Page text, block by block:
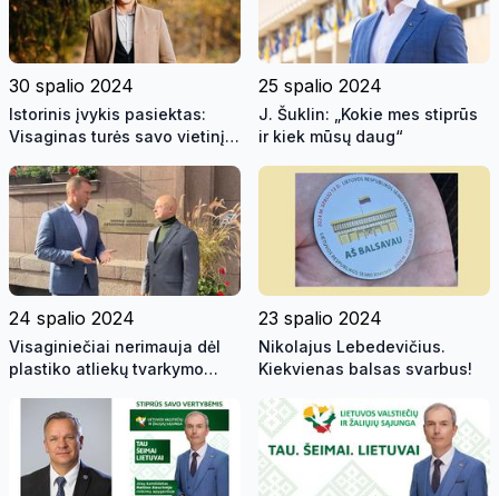
30 spalio 2024
Istorinis įvykis pasiektas:
Visaginas turės savo vietinį
25 spalio 2024
J. Šuklin: „Kokie mes stiprūs
ir kiek mūsų daug“
24 spalio 2024
Visaginiečiai nerimauja dėl
plastiko atliekų tvarkymo
savivaldybės teritorijoje
23 spalio 2024
Nikolajus Lebedevičius.
Kiekvienas balsas svarbus!